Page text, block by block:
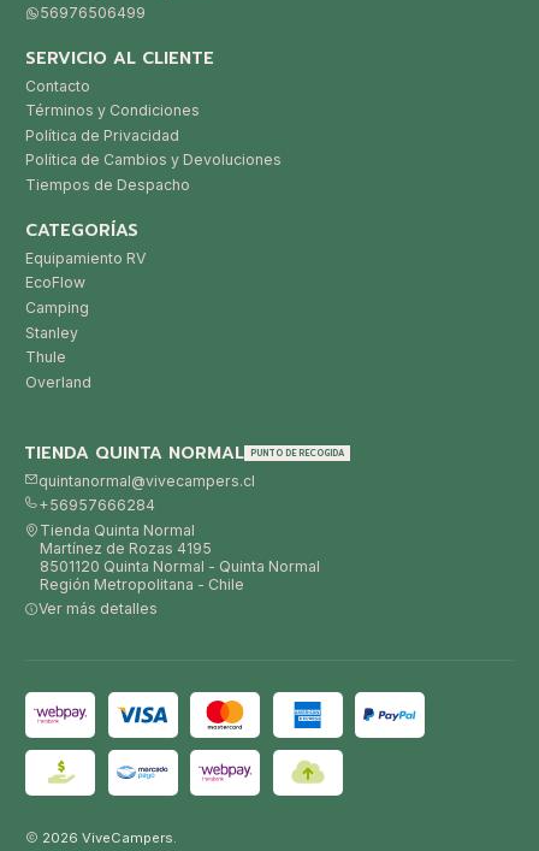
56976506499
SERVICIO AL CLIENTE
Contacto
Términos y Condiciones
Política de Privacidad
Política de Cambios y Devoluciones
Tiempos de Despacho
CATEGORÍAS
Equipamiento RV
EcoFlow
Camping
Stanley
Thule
Overland
TIENDA QUINTA NORMAL PUNTO DE RECOGIDA
quintanormal@vivecampers.cl
+56957666284
Tienda Quinta Normal
Martínez de Rozas 4195
8501120 Quinta Normal - Quinta Normal
Región Metropolitana - Chile
Ver más detalles
2026 ViveCampers.